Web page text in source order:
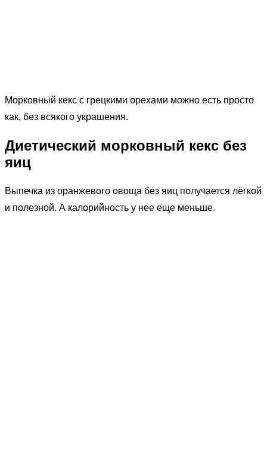
Морковный кекс с грецкими орехами можно есть просто
как, без всякого украшения.
Диетический морковный кекс без
яиц
Выпечка из оранжевого овоща без яиц получается лёгкой
и полезной. А калорийность у нее еще меньше.